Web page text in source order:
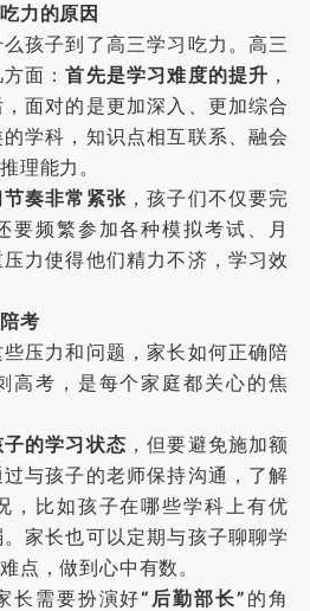
力的原因
子到了高三学习吃力。高三
面：首先是学习难度的提升 ，
面对的是更加深入、更加综合
学科，知识点相互联系、融会
理能力。
奏非常紧张，孩子们不仅要完
要频繁参加各种模拟考试、月
力使得他们精力不济，学习效
考
力和问题，家长如何正确陪
高考，是每个家庭都关心的焦
的学习状态 ，但要避免施加额
与孩子的老师保持沟通，了解
，比如孩子在哪些学科上有优
家长也可以定期与孩子聊聊学
点，做到心中有数。
需要扮演好“后勤部长” 的角